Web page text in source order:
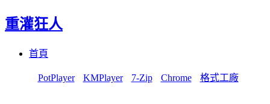
重灌狂人
首頁
PotPlayer KMPlayer 7-Zip Chrome 格式工廠